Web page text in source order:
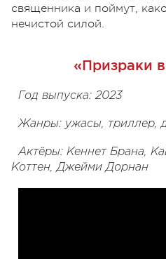
священника и поймут,
нечистой силой.
«Призраки
Год выпуска: 2023
Жанры: ужасы, триллер,
Актёры: Кеннет Брана,
Коттен, Джейми Дорнан